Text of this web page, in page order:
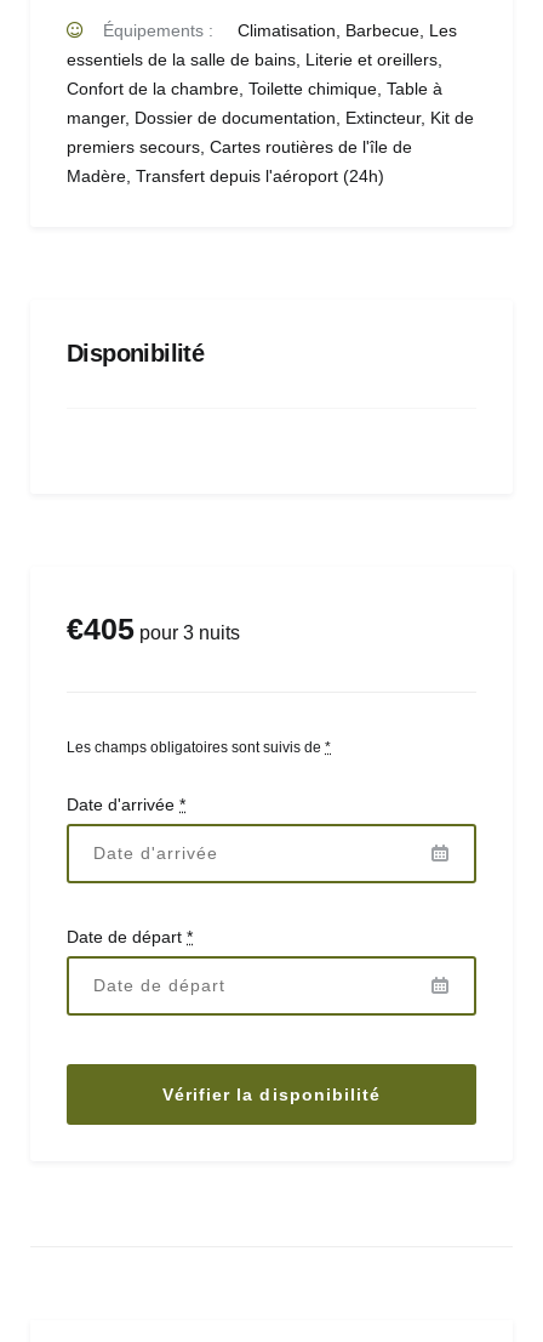
Équipements : Climatisation Barbecue Les
essentiels de la salle de bains Literie et oreillers
Confort de la chambre Toilette chimique Table à
manger, Dossier de documentation Extincteur, Kit de
premiers secours Cartes routières de l'île de
Madère Transfert depuis l'aéroport (24h)
Disponibilité
€405 pour 3 nuits
Les champs obligatoires sont suivis de *
Date d'arrivée *
Date de départ *